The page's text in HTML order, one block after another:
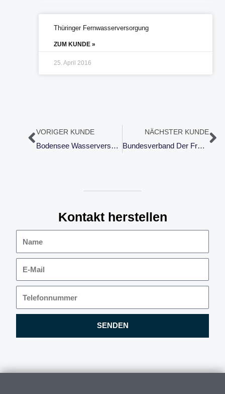
Thüringer Fernwasserversorgung
ZUM KUNDE »
25. April 2016
Zurück
VORIGER KUNDE
Bodensee Wasserversorgung
NÄCHSTER KUNDE
Bundesverband Der Freien Berufe
Kontakt herstellen
Mail
SENDEN